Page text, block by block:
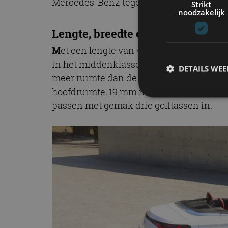
Lengte, breedte en hoogte
Met een lengte van 4.850 mm, een
in het middenklassesegment. Met zijn
meer ruimte dan de C-Klasse Coupé.
hoofdruimte, 19 mm meer schouder- en
passen met gemak drie golftassen in.
Strikt
noodzakelijk
DETAILS
Strikt noodzakelijke
cf_clearance